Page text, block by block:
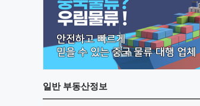
일반부동산정보